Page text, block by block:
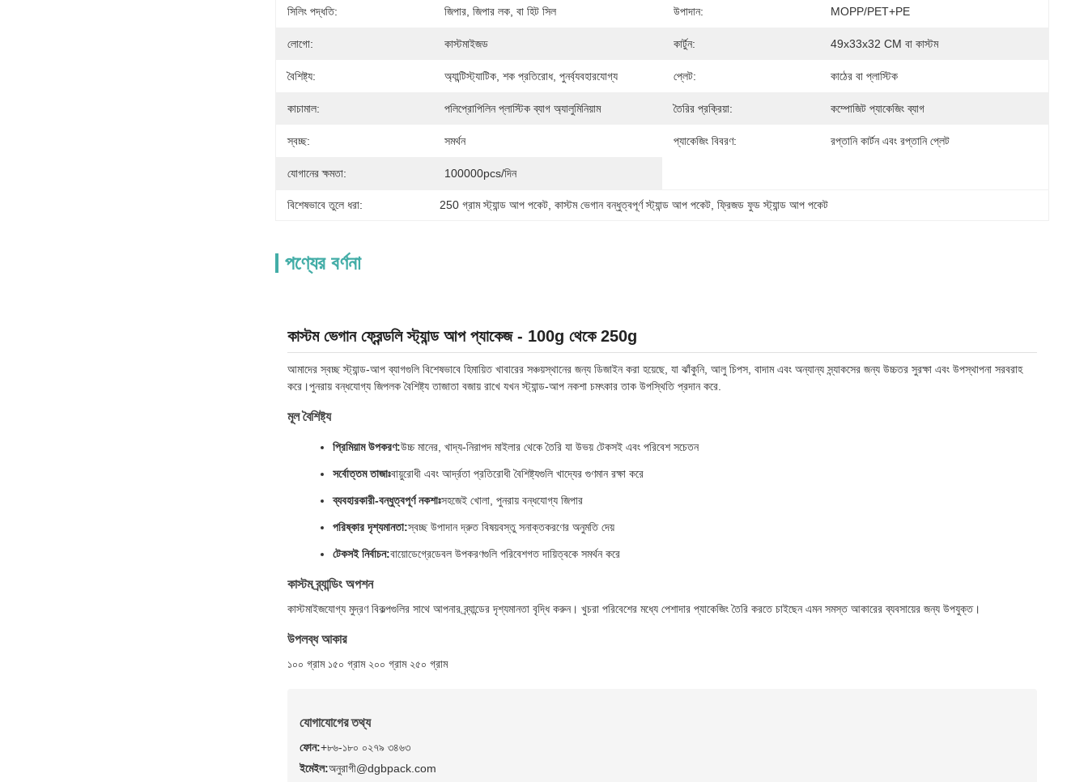
সিলিং পদ্ধতি: জিপার, জিপার লক, বা হিট সিল উপাদান: MOPP/PET+PE
লোগো: কাস্টমাইজড কার্টুন: 49x33x32 CM বা কাস্টম
বৈশিষ্ট্য: অ্যান্টিস্ট্যাটিক, শক প্রতিরোধ, পুনর্ব্যবহারযোগ্য প্লেট: কাঠের বা প্লাস্টিক
কাচামাল: পলিপ্রোপিলিন প্লাস্টিক ব্যাগ অ্যালুমিনিয়াম তৈরির প্রক্রিয়া: কম্পোজিট প্যাকেজিং ব্যাগ
স্বচ্ছ: সমর্থন প্যাকেজিং বিবরণ: রপ্তানি কার্টন এবং রপ্তানি প্লেট
যোগানের ক্ষমতা: 100000pcs/দিন
বিশেষভাবে তুলে ধরা: 250 গ্রাম স্ট্যান্ড আপ পকেট , কাস্টম ভেগান বন্ধুত্বপূর্ণ স্ট্যান্ড আপ পকেট , ফ্রিজড ফুড স্ট্যান্ড আপ পকেট
পণ্যের বর্ণনা
কাস্টম ভেগান ফ্রেন্ডলি স্ট্যান্ড আপ প্যাকেজ - 100g থেকে 250g
আমাদের স্বচ্ছ স্ট্যান্ড-আপ ব্যাগগুলি বিশেষভাবে হিমায়িত খাবারের সঞ্চয়স্থানের জন্য ডিজাইন করা হয়েছে, যা ঝাঁকুনি, আলু চিপস, বাদাম এবং অন্যান্য স্ন্যাকসের জন্য উচ্চতর সুরক্ষা এবং উপস্থাপনা সরবরাহ
করে।পুনরায় বন্ধযোগ্য জিপলক বৈশিষ্ট্য তাজাতা বজায় রাখে যখন স্ট্যান্ড-আপ নকশা চমৎকার তাক উপস্থিতি প্রদান করে.
মূল বৈশিষ্ট্য
প্রিমিয়াম উপকরণ:উচ্চ মানের, খাদ্য-নিরাপদ মাইলার থেকে তৈরি যা উভয় টেকসই এবং পরিবেশ সচেতন
সর্বোত্তম তাজাঃবায়ুরোধী এবং আর্দ্রতা প্রতিরোধী বৈশিষ্ট্যগুলি খাদ্যের গুণমান রক্ষা করে
ব্যবহারকারী-বন্ধুত্বপূর্ণ নকশাঃসহজেই খোলা, পুনরায় বন্ধযোগ্য জিপার
পরিষ্কার দৃশ্যমানতা:স্বচ্ছ উপাদান দ্রুত বিষয়বস্তু সনাক্তকরণের অনুমতি দেয়
টেকসই নির্বাচন:বায়োডেগ্রেডেবল উপকরণগুলি পরিবেশগত দায়িত্বকে সমর্থন করে
কাস্টম ব্র্যান্ডিং অপশন
কাস্টমাইজযোগ্য মুদ্রণ বিকল্পগুলির সাথে আপনার ব্র্যান্ডের দৃশ্যমানতা বৃদ্ধি করুন। খুচরা পরিবেশের মধ্যে পেশাদার প্যাকেজিং তৈরি করতে চাইছেন এমন সমস্ত আকারের ব্যবসায়ের জন্য উপযুক্ত।
উপলব্ধ আকার
১০০ গ্রাম ১৫০ গ্রাম ২০০ গ্রাম ২৫০ গ্রাম
যোগাযোগের তথ্য
ফোন:+৮৬-১৮০ ০২৭৯ ৩৪৬৩
ইমেইল:অনুরাগী@dgbpack.com